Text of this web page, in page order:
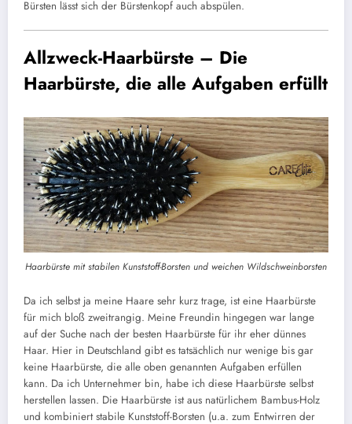
Bürsten lässt sich der Bürstenkopf auch abspülen.
Allzweck-Haarbürste – Die
Haarbürste, die alle Aufgaben erfüllt
Haarbürste mit stabilen Kunststoff-Borsten und weichen Wildschweinborsten
Da ich selbst ja meine Haare sehr kurz trage, ist eine Haarbürste
für mich bloß zweitrangig. Meine Freundin hingegen war lange
auf der Suche nach der besten Haarbürste für ihr eher dünnes
Haar. Hier in Deutschland gibt es tatsächlich nur wenige bis gar
keine Haarbürste, die alle oben genannten Aufgaben erfüllen
kann. Da ich Unternehmer bin, habe ich diese Haarbürste selbst
herstellen lassen. Die Haarbürste ist aus natürlichem Bambus-Holz
und kombiniert stabile Kunststoff-Borsten (u.a. zum Entwirren der